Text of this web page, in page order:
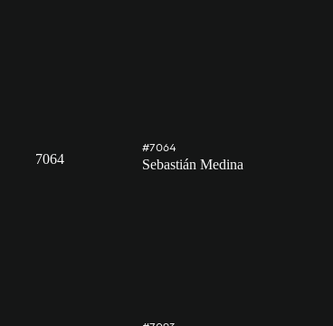
7064
#7064
Sebastián Medina